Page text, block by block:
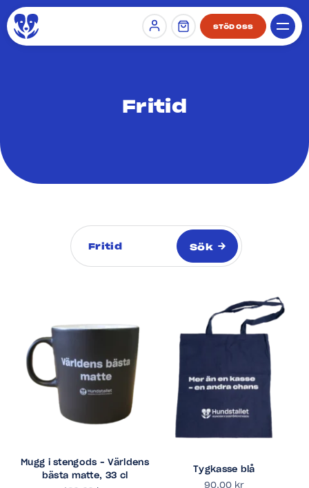
Sign in STÖD OSS
Fritid
Kategorier
Sök
Mugg i stengods – Världens
bästa matte, 33 cl
Tygkasse blå
90,00 kr